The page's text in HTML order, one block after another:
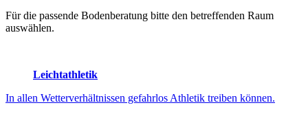
Für die passende Bodenberatung bitte den betreffenden Raum
auswählen.
Leichtathletik
In allen Wetterverhältnissen gefahrlos Athletik treiben können.